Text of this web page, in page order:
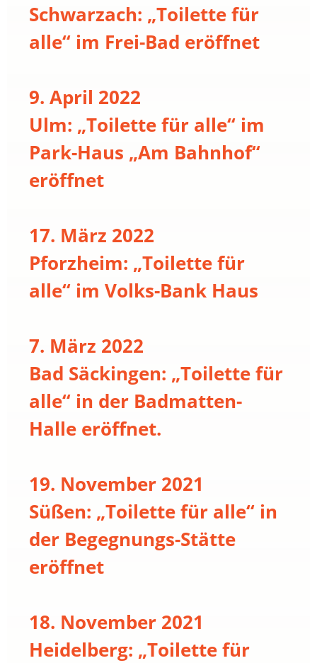
Schwarzach: „Toilette für
alle“ im Frei-Bad eröffnet
9. April 2022
Ulm: „Toilette für alle“ im
Park-Haus „Am Bahnhof“
eröffnet
17. März 2022
Pforzheim: „Toilette für
alle“ im Volks-Bank Haus
7. März 2022
Bad Säckingen: „Toilette für
alle“ in der Badmatten-
Halle eröffnet.
19. November 2021
Süßen: „Toilette für alle“ in
der Begegnungs-Stätte
eröffnet
18. November 2021
Heidelberg: „Toilette für